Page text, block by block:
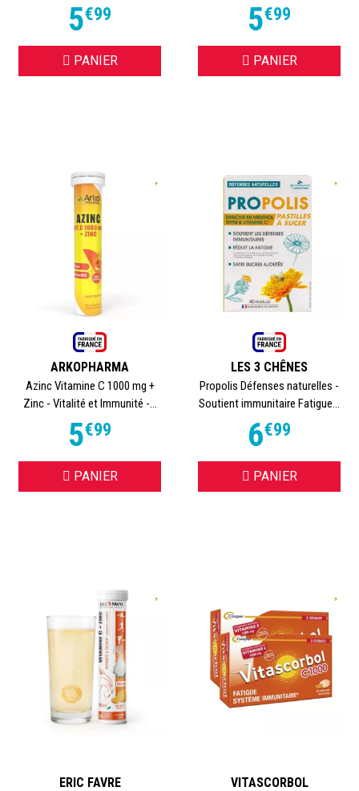
5€99
PANIER
5€99
PANIER
ARKOPHARMA
Azinc Vitamine C 1000 mg +
Zinc - Vitalité et Immunité -...
5€99
PANIER
LES 3 CHÊNES
Propolis Défenses naturelles -
Soutient immunitaire Fatigue...
6€99
PANIER
ERIC FAVRE VITASCORBOL